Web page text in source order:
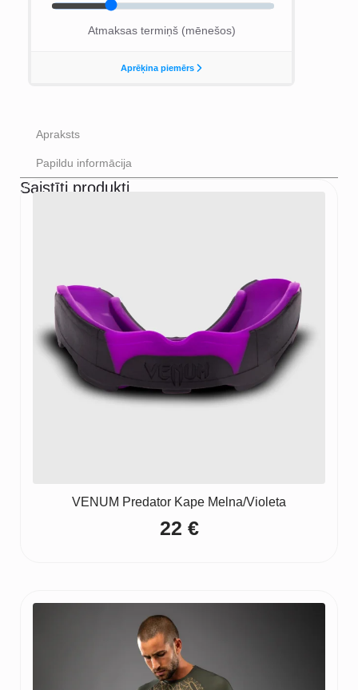
Apraksts
Papildu informācija
Saistīti produkti
VENUM Predator Kape Melna/Violeta
22 €